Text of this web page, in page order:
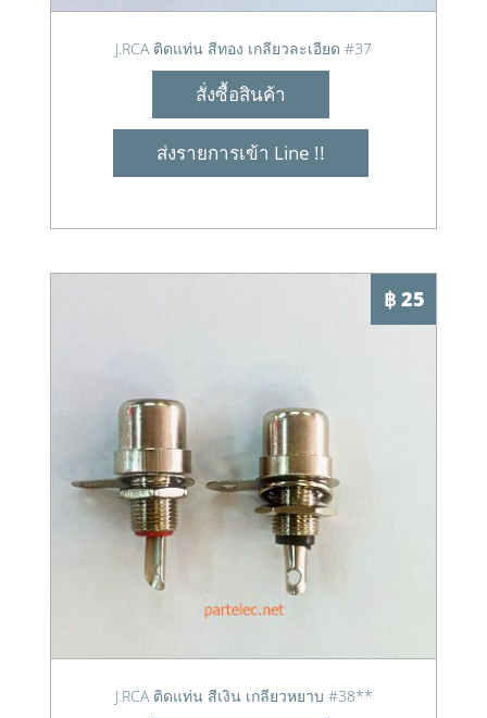
J.RCA ติดแท่น สีทอง เกลียวละเอียด #37
สั่งซื้อสินค้า
ส่งรายการเข้า Line !!
฿ 25
J.RCA ติดแท่น สีเงิน เกลียวหยาบ #38**